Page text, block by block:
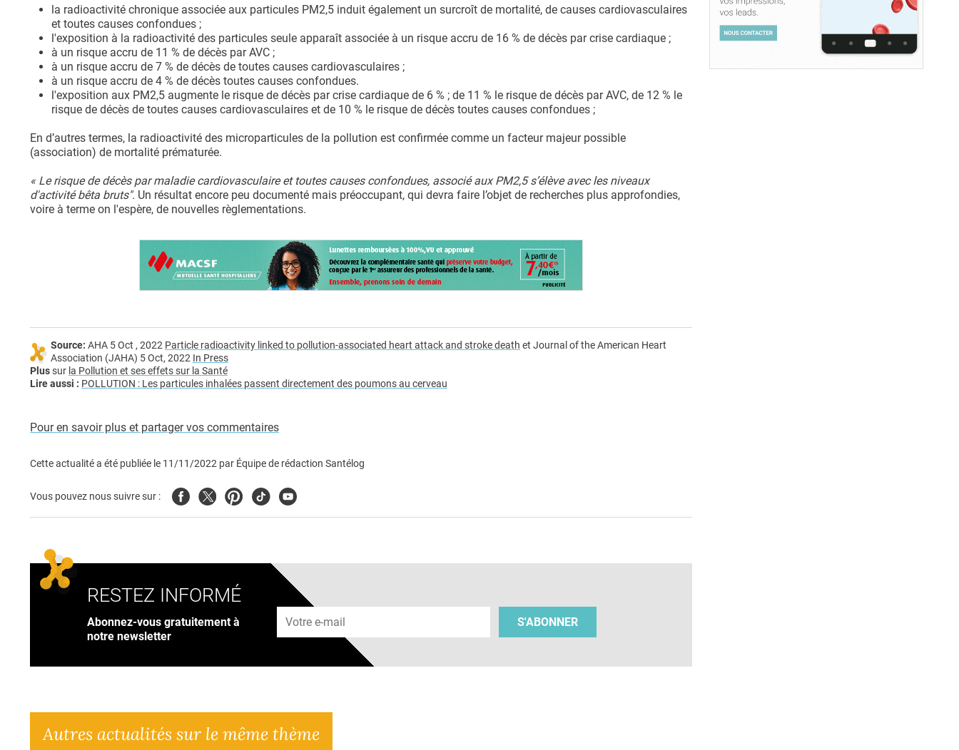
la radioactivité chronique associée aux particules PM2,5 induit également un surcroît de mortalité, de causes cardiovasculaires
et toutes causes confondues ;
l'exposition à la radioactivité des particules seule apparaît associée à un risque accru de 16 % de décès par crise cardiaque ;
à un risque accru de 11 % de décès par AVC ;
à un risque accru de 7 % de décès de toutes causes cardiovasculaires ;
à un risque accru de 4 % de décès toutes causes confondues.
l'exposition aux PM2,5 augmente le risque de décès par crise cardiaque de 6 % ; de 11 % le risque de décès par AVC, de 12 % le
risque de décès de toutes causes cardiovasculaires et de 10 % le risque de décès toutes causes confondues ;
En d’autres termes, la radioactivité des microparticules de la pollution est confirmée comme un facteur majeur possible
(association) de mortalité prématurée.
« Le risque de décès par maladie cardiovasculaire et toutes causes confondues, associé aux PM2,5 s’élève avec les niveaux
d'activité bêta bruts". Un résultat encore peu documenté mais préoccupant, qui devra faire l’objet de recherches plus approfondies,
voire à terme on l'espère, de nouvelles règlementations.
Source: AHA 5 Oct , 2022 Particle radioactivity linked to pollution-associated heart attack and stroke death et Journal of the American Heart
Association (JAHA) 5 Oct, 2022 In Press
Plussur la Pollution et ses effets sur la Santé
Lire aussi : POLLUTION : Les particules inhalées passent directement des poumons au cerveau
Pour en savoir plus et partager vos commentaires
Cette actualité a été publiée le 11/11/2022 par Équipe de rédaction Santélog
Vous pouvez nous suivre sur : FacebookTwitterPinterest
TiktokYoutube
RESTEZ INFORMÉ
Abonnez-vous gratuitement à
notre newsletter
Adresse e-mail
S'ABONNER
Autres actualités sur le même thème